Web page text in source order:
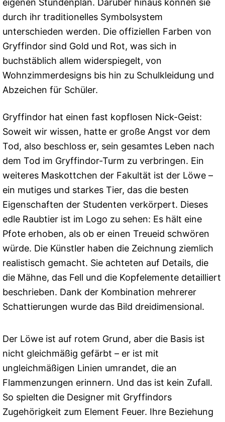
eigenen Stundenplan. Darüber hinaus können sie
durch ihr traditionelles Symbolsystem
unterschieden werden. Die offiziellen Farben von
Gryffindor sind Gold und Rot, was sich in
buchstäblich allem widerspiegelt, von
Wohnzimmerdesigns bis hin zu Schulkleidung und
Abzeichen für Schüler.
Gryffindor hat einen fast kopflosen Nick-Geist:
Soweit wir wissen, hatte er große Angst vor dem
Tod, also beschloss er, sein gesamtes Leben nach
dem Tod im Gryffindor-Turm zu verbringen. Ein
weiteres Maskottchen der Fakultät ist der Löwe –
ein mutiges und starkes Tier, das die besten
Eigenschaften der Studenten verkörpert. Dieses
edle Raubtier ist im Logo zu sehen: Es hält eine
Pfote erhoben, als ob er einen Treueid schwören
würde. Die Künstler haben die Zeichnung ziemlich
realistisch gemacht. Sie achteten auf Details, die
die Mähne, das Fell und die Kopfelemente detailliert
beschrieben. Dank der Kombination mehrerer
Schattierungen wurde das Bild dreidimensional.
Der Löwe ist auf rotem Grund, aber die Basis ist
nicht gleichmäßig gefärbt – er ist mit
ungleichmäßigen Linien umrandet, die an
Flammenzungen erinnern. Und das ist kein Zufall.
So spielten die Designer mit Gryffindors
Zugehörigkeit zum Element Feuer. Ihre Beziehung